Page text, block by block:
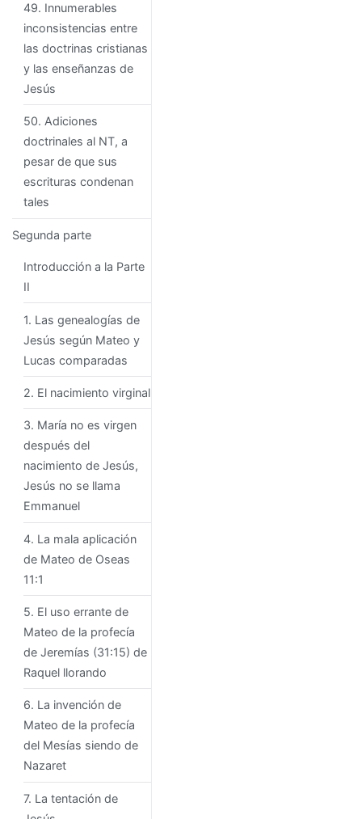
49. Innumerables
inconsistencias entre
las doctrinas cristianas
y las enseñanzas de
Jesús
50. Adiciones
doctrinales al NT, a
pesar de que sus
escrituras condenan
tales
Segunda parte
Introducción a la Parte
II
1. Las genealogías de
Jesús según Mateo y
Lucas comparadas
2. El nacimiento virginal
3. María no es virgen
después del
nacimiento de Jesús,
Jesús no se llama
Emmanuel
4. La mala aplicación
de Mateo de Oseas
11:1
5. El uso errante de
Mateo de la profecía
de Jeremías (31:15) de
Raquel llorando
6. La invención de
Mateo de la profecía
del Mesías siendo de
Nazaret
7. La tentación de